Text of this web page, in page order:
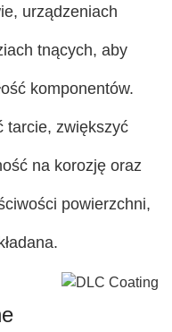
urządzeniach
tnących, aby
komponentów.
tarcie, zwiększyć
na korozję oraz
powierzchni,